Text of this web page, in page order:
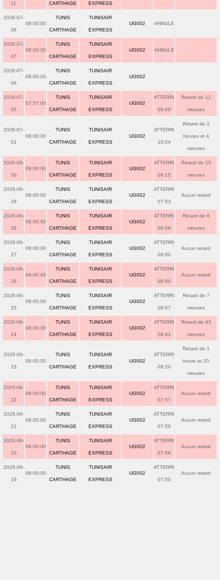
11 CARTHAGE EXPRESS
2026-07-
08
08:00:00
TUNIS
CARTHAGE
TUNISAIR
EXPRESS
UG002 ANNULE
2026-07-
07
08:00:00
TUNIS
CARTHAGE
TUNISAIR
EXPRESS
UG002 ANNULE
2026-07-
06
08:00:00
TUNIS
CARTHAGE
TUNISAIR
EXPRESS
UG002
2026-07-
05
07:57:00
TUNIS
CARTHAGE
TUNISAIR
EXPRESS
UG002
ATTERRI
08:09
Retard de 12
minutes
2026-07-
01
08:00:00
TUNIS
CARTHAGE
TUNISAIR
EXPRESS
UG002
ATTERRI
10:04
Retard de 2
heures et 4
minutes
2026-06-
30
08:00:00
TUNIS
CARTHAGE
TUNISAIR
EXPRESS
UG002
ATTERRI
08:15
Retard de 15
minutes
2026-06-
29
08:00:00
TUNIS
CARTHAGE
TUNISAIR
EXPRESS
UG002
ATTERRI
07:53
Aucun retard
2026-06-
28
08:00:00
TUNIS
CARTHAGE
TUNISAIR
EXPRESS
UG002
ATTERRI
08:08
Retard de 8
minutes
2026-06-
27
08:00:00
TUNIS
CARTHAGE
TUNISAIR
EXPRESS
UG002
ATTERRI
08:00
Aucun retard
2026-06-
26
08:00:00
TUNIS
CARTHAGE
TUNISAIR
EXPRESS
UG002
ATTERRI
08:00
Aucun retard
2026-06-
25
08:00:00
TUNIS
CARTHAGE
TUNISAIR
EXPRESS
UG002
ATTERRI
08:07
Retard de 7
minutes
2026-06-
24
08:00:00
TUNIS
CARTHAGE
TUNISAIR
EXPRESS
UG002
ATTERRI
08:43
Retard de 43
minutes
2026-06-
23
08:00:00
TUNIS
CARTHAGE
TUNISAIR
EXPRESS
UG002
ATTERRI
09:20
Retard de 1
heure et 20
minutes
2026-06-
22
08:00:00
TUNIS
CARTHAGE
TUNISAIR
EXPRESS
UG002
ATTERRI
07:57
Aucun retard
2026-06-
21
08:00:00
TUNIS
CARTHAGE
TUNISAIR
EXPRESS
UG002
ATTERRI
07:59
Aucun retard
2026-06-
20
08:00:00
TUNIS
CARTHAGE
TUNISAIR
EXPRESS
UG002
ATTERRI
07:56
Aucun retard
2026-06-
19
08:00:00
TUNIS
CARTHAGE
TUNISAIR
EXPRESS
UG002
ATTERRI
07:50
Aucun retard